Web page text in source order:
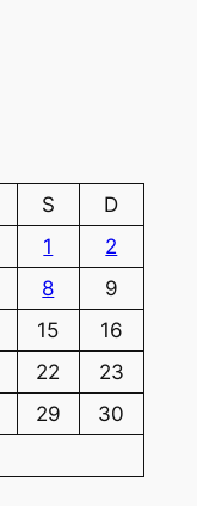
S
D
1
2
8
9
15
16
22
23
29
30